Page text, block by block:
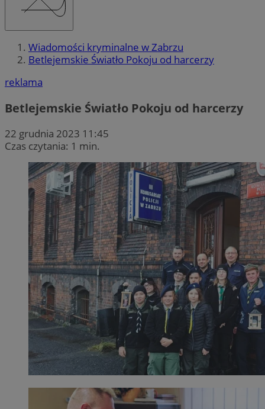
Wiadomości kryminalne w Zabrzu
Betlejemskie Światło Pokoju od harcerzy
reklama
Betlejemskie Światło Pokoju od harcerzy
22 grudnia 2023 11:45
Czas czytania: 1 min.